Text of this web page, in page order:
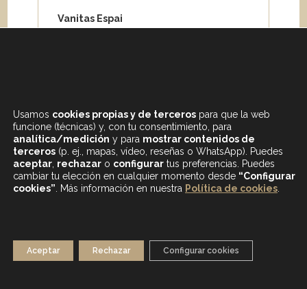
Vanitas Espai
Carrer de Paris 204
AVISO LEGAL
POLÍTICA DE PRIVACIDAD
Usamos cookies propias y de terceros para que la web
funcione (técnicas) y, con tu consentimiento, para
analítica/medición y para mostrar contenidos de
terceros (p. ej., mapas, vídeo, reseñas o WhatsApp). Puedes
aceptar rechazar o configurar tus preferencias. Puedes
cambiar tu elección en cualquier momento desde “Configurar
cookies” . Más información en nuestra Política de cookies
Aceptar Rechazar Configurar cookies